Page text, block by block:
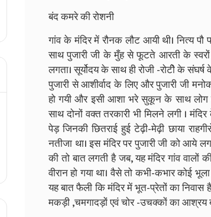
बंद कमरे की रोशनी
गांव के मंदिर में रौनक लौट आयी थी। नित्य
साथ पुजारी जी के मुँह से फूटते आरती के स्वरों
लगता। सूर्योदय के साथ ही रोजी -रोटीे के
पुजारी से आशीर्वाद के लिए और पुजारी जी
हो गयी और इसी आशा भरे सुकून के साथ लोग
साथ दोनों वक्त तरकारी भी मिलने लगी ।
पेड़ जिनकी छितराई हुई टेढ़ी-मेढ़ी छाया
नतीजा था। इस मंदिर पर पुजारी जी को आये
की तो बात लगती है जब, यह मंदिर गांव वालों
वीरान हो गया था। वैसे तो कभी-कभार कोई
यह बात फैली कि मंदिर में भूत-प्रेतों का
मकड़ी ,चमगादड़ों एवं चोर -उचक्कों का आश्रय